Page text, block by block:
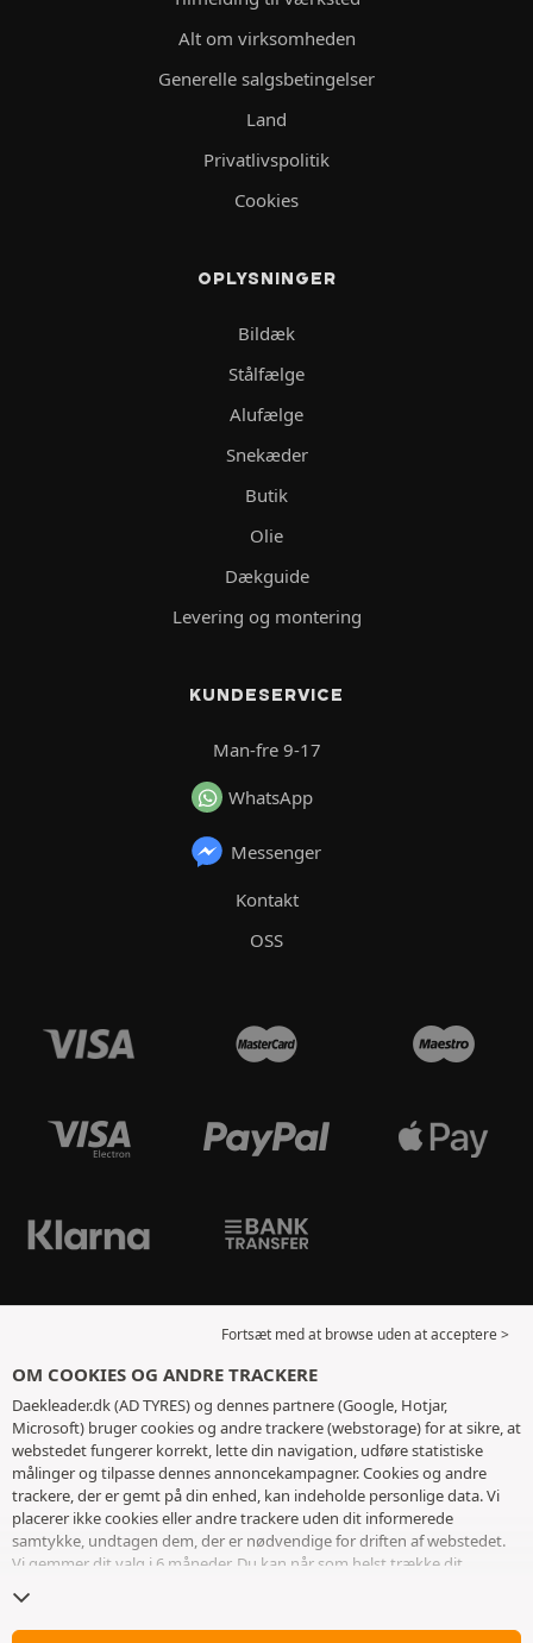
Alt om virksomheden
Generelle salgsbetingelser
Land
Privatlivspolitik
Cookies
OPLYSNINGER
Bildæk
Stålfælge
Alufælge
Snekæder
Butik
Olie
Dækguide
Levering og montering
KUNDESERVICE
Man-fre 9-17
WhatsApp
Messenger
Kontakt
OSS
Fortsæt med at browse uden at acceptere >
OM COOKIES OG ANDRE TRACKERE
Daekleader.dk (AD TYRES) og dennes partnere (Google, Hotjar,
Microsoft) bruger cookies og andre trackere (webstorage) for at sikre, at
webstedet fungerer korrekt, lette din navigation, udføre statistiske
målinger og tilpasse dennes annoncekampagner. Cookies og andre
trackere, der er gemt på din enhed, kan indeholde personlige data. Vi
placerer ikke cookies eller andre trackere uden dit informerede
samtykke, undtagen dem, der er nødvendige for driften af ​​webstedet.
Vi gemmer dit valg i 6 måneder. Du kan når som helst trække dit
kan vælge at fortsætte med at browse uden at acceptere deponering af
cookies eller andre trackere. Afvisning forhindrer ikke adgang til